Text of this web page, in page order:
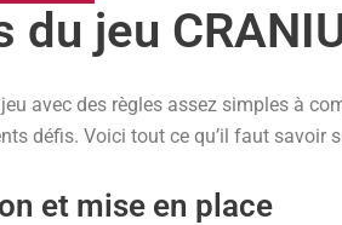
du jeu
avec des règles assez simples à
défis. Voici tout ce qu’il faut savoir
et mise en place